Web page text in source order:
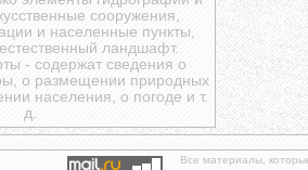
сооружения,
и населенные пункты,
ландшафт.
- содержат сведения о
о размещении природных
населения, о погоде и т.
д.
Все материалы,